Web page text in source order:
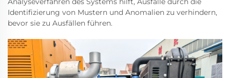
Identifizierung von Mustern und Anomalien zu verhindern,
bevor sie zu Ausfällen führen.